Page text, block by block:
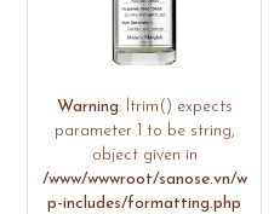
Warning: ltrim() expects
parameter 1 to be string,
object given in
/www/wwwroot/sanose.vn/w
p-includes/formatting.php